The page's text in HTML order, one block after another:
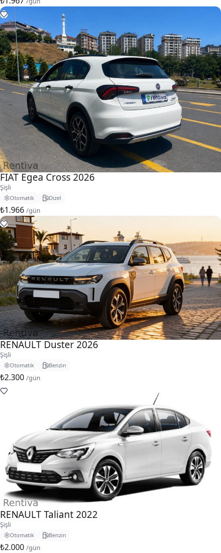
FIAT Egea Cross 2026
Şişli
Otomatik Dizel
₺1.966 /gün
RENAULT Duster 2026
Şişli
Otomatik Benzin
₺2.300 /gün
RENAULT Taliant 2022
Şişli
Otomatik Benzin
₺2.000 /gün